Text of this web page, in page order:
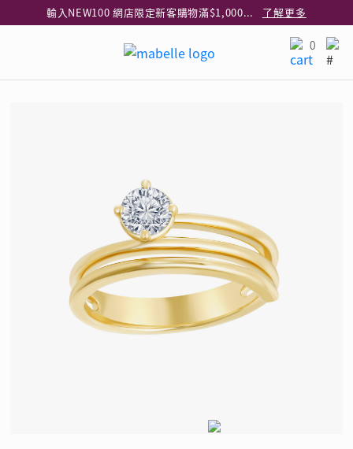
輸入NEW100 網店限定新客購物滿$1,000減$100
了解更多
指定純銀動物耳環2件享7折
0